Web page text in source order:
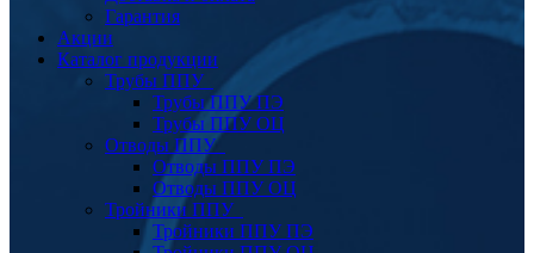
Гарантия
Акции
Каталог продукции
Трубы ППУ
Трубы ППУ ПЭ
Трубы ППУ ОЦ
Отводы ППУ
Отводы ППУ ПЭ
Отводы ППУ ОЦ
Тройники ППУ
Тройники ППУ ПЭ